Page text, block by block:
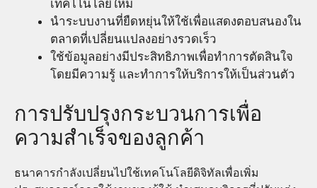
เทคโโนโลยีใหม่
นำระบบงานที่ยืดหยุ่นให้ใช้เพื่อแสดงตอบสนองใน
ตลาดที่เปลี่ยนแปลงอย่างรวดเร็ว
ใช้ข้อมูลอย่างมีประสิทธิภาพเพื่อทำการตัดสินใจ
โดยมีความรู้ และทำการให้บริการให้เป็นส่วนตัว
การปรับปรุงกระบวนการเพื่อ
ความสำเร็จของลูกค้า
ธนาคารกำลังเปลี่ยนไปใช้เทคโนโลยีดิจิทัลเพื่อเพิ่ม